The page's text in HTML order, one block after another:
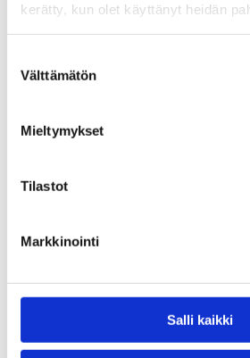
kerätty, kun olet käyttänyt heidän
valinta
Välttämätön
Mieltymykset
Tilastot
Markkinointi
Salli kaikki